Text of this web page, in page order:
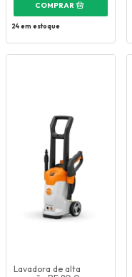
24em estoque
Lavadora de alta